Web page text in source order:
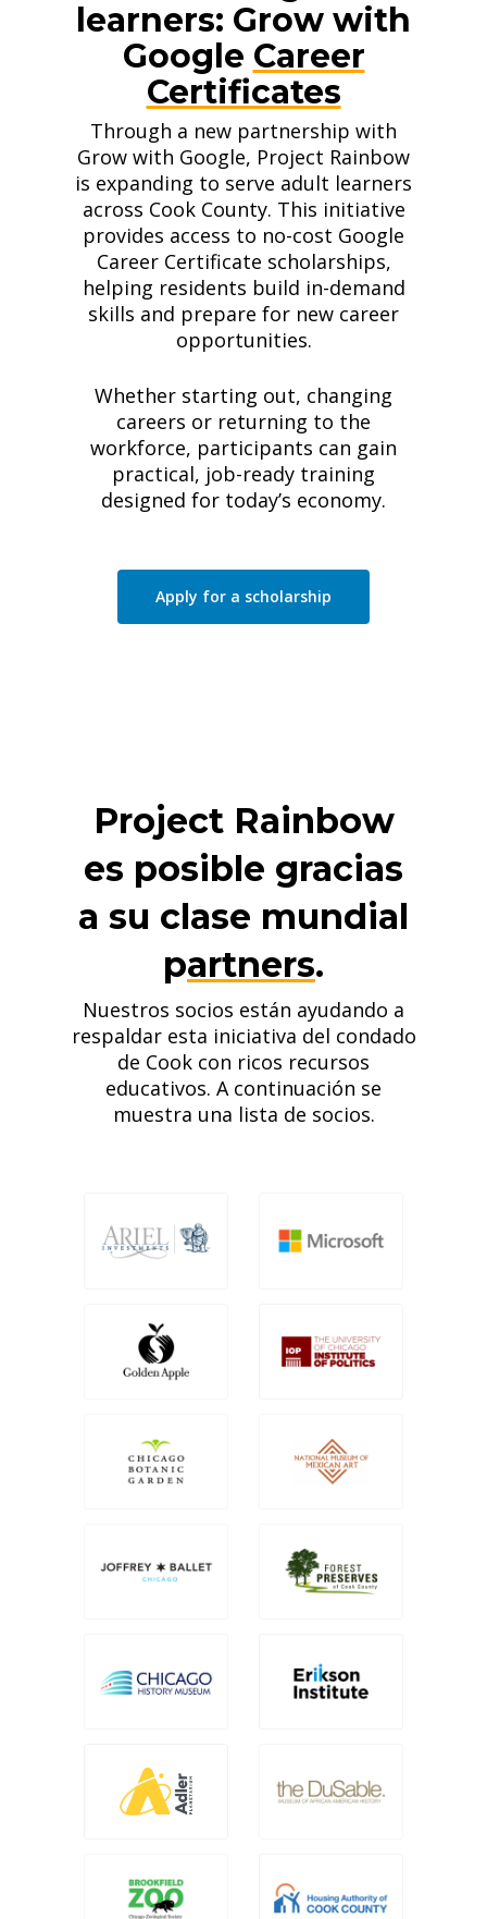
learners: Grow with
Google Career
Certificates
Through a new partnership with
Grow with Google, Project Rainbow
is expanding to serve adult learners
across Cook County. This initiative
provides access to no-cost Google
Career Certificate scholarships,
helping residents build in-demand
skills and prepare for new career
opportunities.
Whether starting out, changing
careers or returning to the
workforce, participants can gain
practical, job-ready training
designed for today’s economy.
Apply for a scholarship
Project Rainbow
es posible gracias
a su clase mundial
partners.
Nuestros socios están ayudando a
respaldar esta iniciativa del condado
de Cook con ricos recursos
educativos. A continuación se
muestra una lista de socios.